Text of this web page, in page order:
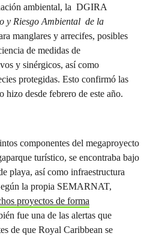
ambiental, la DGIRA
y Riesgo Ambiental de la
manglares y arrecifes, posibles
de medidas de
y sinérgicos, así como
protegidas. Esto confirmó las
hizo desde febrero de este año.
componentes del megaproyecto
turístico, se encontraba bajo
playa, así como infraestructura
la propia SEMARNAT,
proyectos de forma
fue una de las alertas que
de que Royal Caribbean se